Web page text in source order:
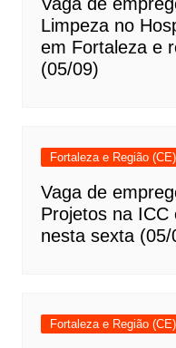
Limpeza no
em Fortaleza e
(05/09)
Fortaleza e Região (CE)
Vaga de
Projetos na ICC
nesta sexta (05/
Fortaleza e Região (CE)